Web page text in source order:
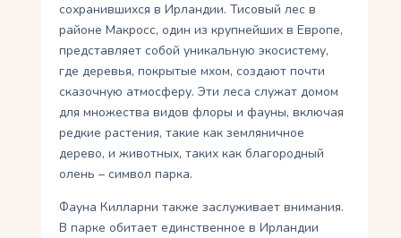
сохранившихся в Ирландии. Тисовый лес в
районе Макросс, один из крупнейших в Европе,
представляет собой уникальную экосистему,
где деревья, покрытые мхом, создают почти
сказочную атмосферу. Эти леса служат домом
для множества видов флоры и фауны, включая
редкие растения, такие как земляничное
дерево, и животных, таких как благородный
олень – символ парка.
Фауна Килларни также заслуживает внимания.
В парке обитает единственное в Ирландии